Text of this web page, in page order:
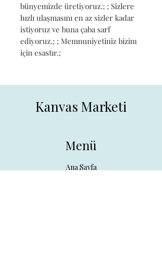
bünyemizde üretiyoruz.; ; Sizlere
hızlı ulaşmasını en az sizler kadar
istiyoruz ve buna çaba sarf
ediyoruz.; ; Memnuniyetiniz bizim
için esastır.;
Kanvas Marketi
Menü
Ana Sayfa